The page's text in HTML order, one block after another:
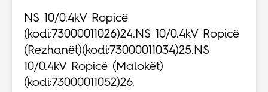
NS 10/0.4kV Ropicë
(kodi:73000011026)24.NS 10/0.4kV Ropicë
(Rezhanët)(kodi:73000011034)25.NS
10/0.4kV Ropicë (Malokët)
(kodi:73000011052)26.